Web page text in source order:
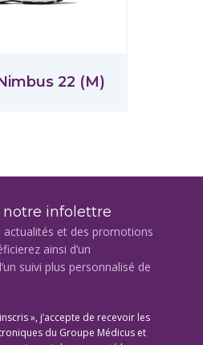
22 (M)
notre infolettre
actualités et des promotions
ainsi d’un
suivi plus personnalisé de
», j’accepte de recevoir les
du Groupe Médicus et